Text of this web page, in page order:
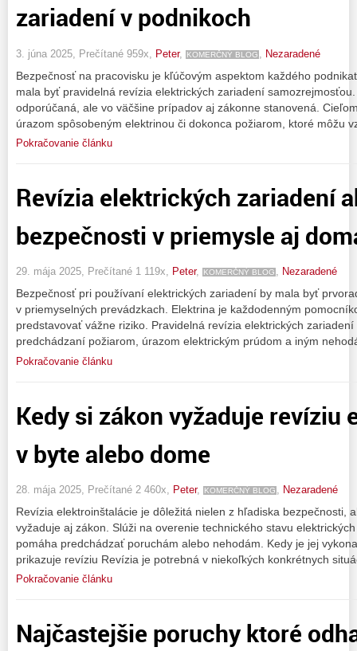
zariadení v podnikoch
3. júna 2025, Prečítané 959x, Peter, KOMERČNÝ BLOG Nezaradené
Bezpečnosť na pracovisku je kľúčovým aspektom každého
mala byť pravidelná revízia elektrických zariadení
odporúčaná, ale vo väčšine prípadov aj zákonne stanovená.
úrazom spôsobeným elektrinou či dokonca požiarom, ktoré môžu
Pokračovanie článku
Revízia elektrických zariadení
bezpečnosti v priemysle aj
29. mája 2025, Prečítané 1 119x, Peter, KOMERČNÝ BLOG , Nezaradené
Bezpečnosť pri používaní elektrických zariadení by mala byť
v priemyselných prevádzkach. Elektrina je každodenným
predstavovať vážne riziko. Pravidelná revízia elektrických
predchádzaní požiarom, úrazom elektrickým prúdom a iným
Pokračovanie článku
Kedy si zákon vyžaduje revíziu
v byte alebo dome
28. mája 2025, Prečítané 2 460x, Peter, KOMERČNÝ BLOG , Nezaradené
Revízia elektroinštalácie je dôležitá nielen z hľadiska bezpečnosti,
vyžaduje aj zákon. Slúži na overenie technického stavu
pomáha predchádzať poruchám alebo nehodám. Kedy je jej
prikazuje revíziu Revízia je potrebná v niekoľkých konkrétnych
Pokračovanie článku
Najčastejšie poruchy ktoré